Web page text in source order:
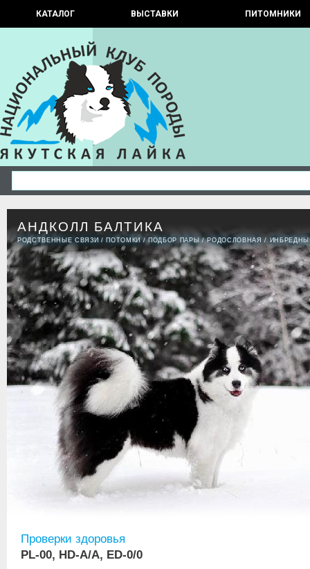
КАТАЛОГ ВЫСТАВКИ ПИТОМНИКИ
АНДКОЛЛ БАЛТИКА
РОДСТВЕННЫЕ СВЯЗИ / ПОТОМКИ/ПОДБОР ПАРЫ /РОДОСЛОВНАЯ /
Проверки здоровья
PL-00, HD-A/A, ED-0/0